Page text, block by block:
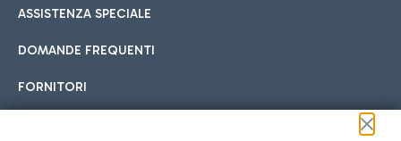
ASSISTENZA SPECIALE
DOMANDE FREQUENTI
FORNITORI